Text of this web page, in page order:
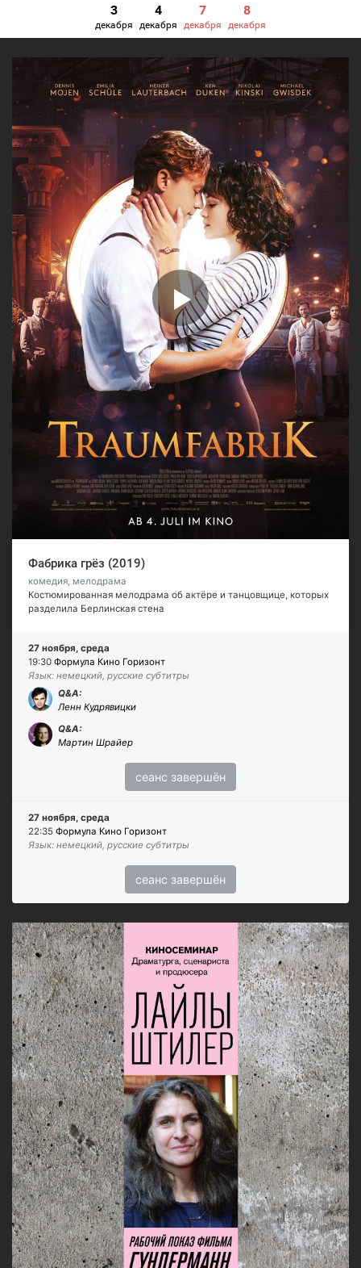
3
декабря
4
декабря
7
декабря
8
декабря
Фабрика грёз (2019)
комедия, мелодрама
Костюмированная мелодрама об актёре и танцовщице, которых
разделила Берлинская стена
27 ноября, среда
19:30 Формула Кино Горизонт
Язык: немецкий, русские субтитры
Q&A:
Ленн Кудрявицки
Q&A:
Мартин Шрайер
сеанс завершён
27 ноября, среда
22:35 Формула Кино Горизонт
Язык: немецкий, русские субтитры
сеанс завершён